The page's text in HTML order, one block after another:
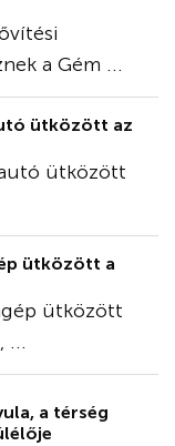
a Gém ...
ütközött az
ütközött
ütközött a
ütközött
...
a térség